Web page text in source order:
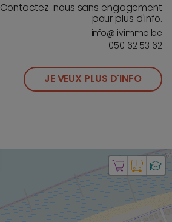
Contactez-nous sans engagement
pour plus d'info.
info@livimmo.be
050 62 53 62
JE VEUX PLUS D'INFO